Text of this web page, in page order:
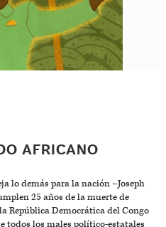
AFRICANO
lo demás para la nación –Joseph
25 años de la muerte de
República Democrática del Congo